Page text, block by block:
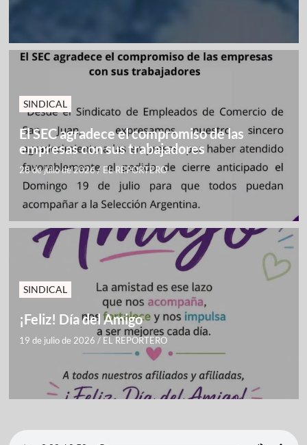
SINDICAL
El SEC agradece el compromiso de las
empresas con sus trabajadores
28 de julio de 2026/ EL REPORTERO
SINDICAL
¡Feliz! Día del Amigo
19 de julio de 2026 / EL REPORTERO